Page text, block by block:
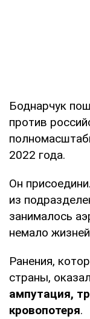
Боднарчук
против
2022 года.
Он
из
занималось
немало
Ранения,
страны,
ампутация,
кровопотеря.